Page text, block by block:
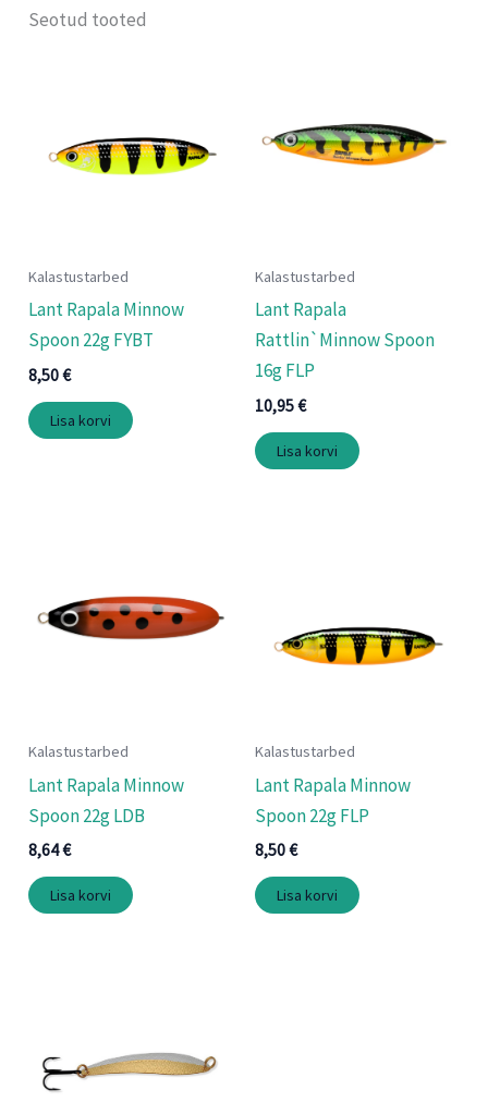
Seotud tooted
Kalastustarbed
Lant Rapala Minnow
Spoon 22g FYBT
8,50€
Lisa korvi
Kalastustarbed
Lant Rapala
Rattlin`Minnow Spoon
16g FLP
10,95€
Lisa korvi
Kalastustarbed
Lant Rapala Minnow
Spoon 22g LDB
8,64€
Lisa korvi
Kalastustarbed
Lant Rapala Minnow
Spoon 22g FLP
8,50€
Lisa korvi